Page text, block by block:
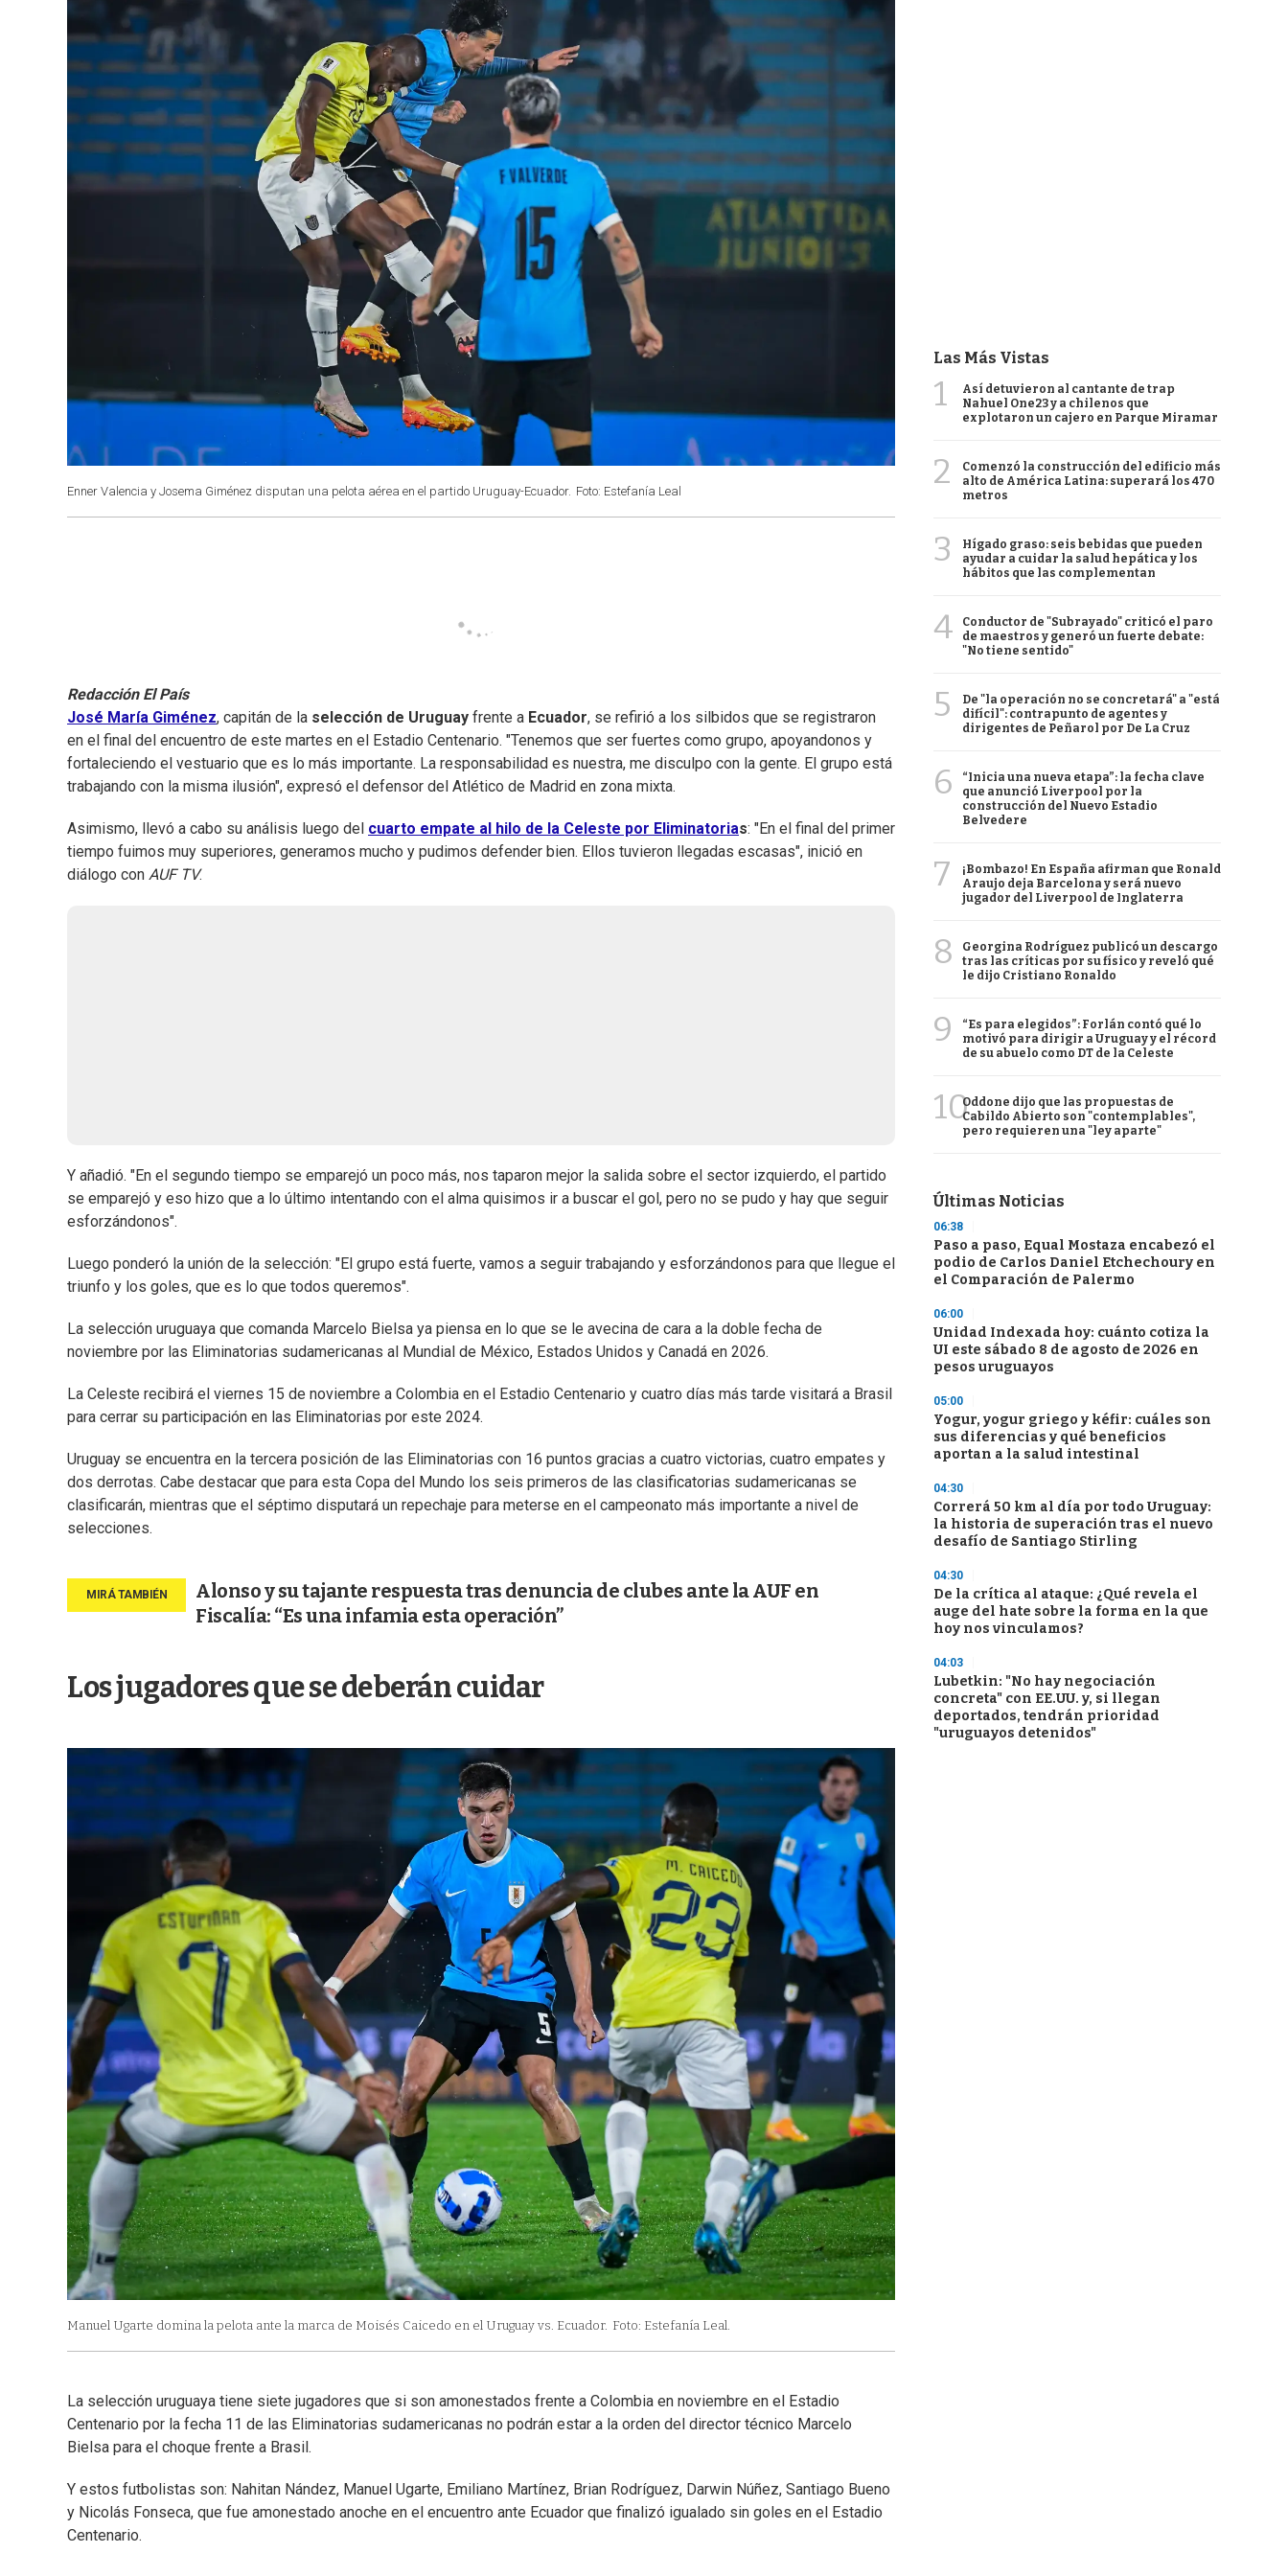
Enner Valencia y Josema Giménez disputan una pelota aérea en el partido Uruguay-Ecuador. Foto: Estefanía Leal
Redacción El País
José María Giménez, capitán de la selección de Uruguay frente a Ecuador, se refirió a los silbidos que se registraron
en el final del encuentro de este martes en el Estadio Centenario. "Tenemos que ser fuertes como grupo, apoyandonos y
fortaleciendo el vestuario que es lo más importante. La responsabilidad es nuestra, me disculpo con la gente. El grupo está
trabajando con la misma ilusión", expresó el defensor del Atlético de Madrid en zona mixta.
Asimismo, llevó a cabo su análisis luego del cuarto empate al hilo de la Celeste por Eliminatorias: "En el final del primer
tiempo fuimos muy superiores, generamos mucho y pudimos defender bien. Ellos tuvieron llegadas escasas", inició en
diálogo con AUF TV.
Y añadió. "En el segundo tiempo se emparejó un poco más, nos taparon mejor la salida sobre el sector izquierdo, el partido
se emparejó y eso hizo que a lo último intentando con el alma quisimos ir a buscar el gol, pero no se pudo y hay que seguir
esforzándonos".
Luego ponderó la unión de la selección: "El grupo está fuerte, vamos a seguir trabajando y esforzándonos para que llegue el
triunfo y los goles, que es lo que todos queremos".
La selección uruguaya que comanda Marcelo Bielsa ya piensa en lo que se le avecina de cara a la doble fecha de
noviembre por las Eliminatorias sudamericanas al Mundial de México, Estados Unidos y Canadá en 2026.
La Celeste recibirá el viernes 15 de noviembre a Colombia en el Estadio Centenario y cuatro días más tarde visitará a Brasil
para cerrar su participación en las Eliminatorias por este 2024.
Uruguay se encuentra en la tercera posición de las Eliminatorias con 16 puntos gracias a cuatro victorias, cuatro empates y
dos derrotas. Cabe destacar que para esta Copa del Mundo los seis primeros de las clasificatorias sudamericanas se
clasificarán, mientras que el séptimo disputará un repechaje para meterse en el campeonato más importante a nivel de
selecciones.
Alonso y su tajante respuesta tras denuncia de clubes ante la AUF en
Fiscalía: “Es una infamia esta operación”
Los jugadores que se deberán cuidar
Manuel Ugarte domina la pelota ante la marca de Moisés Caicedo en el Uruguay vs. Ecuador. Foto: Estefanía Leal.
La selección uruguaya tiene siete jugadores que si son amonestados frente a Colombia en noviembre en el Estadio
Centenario por la fecha 11 de las Eliminatorias sudamericanas no podrán estar a la orden del director técnico Marcelo
Bielsa para el choque frente a Brasil.
Y estos futbolistas son: Nahitan Nández, Manuel Ugarte, Emiliano Martínez, Brian Rodríguez, Darwin Núñez, Santiago Bueno
y Nicolás Fonseca, que fue amonestado anoche en el encuentro ante Ecuador que finalizó igualado sin goles en el Estadio
Centenario.
Las Más Vistas
1
Así detuvieron al cantante de trap
Nahuel One23 y a chilenos que
explotaron un cajero en Parque Miramar
2
Comenzó la construcción del edificio más
alto de América Latina: superará los 470
metros
3
Hígado graso: seis bebidas que pueden
ayudar a cuidar la salud hepática y los
hábitos que las complementan
4
Conductor de "Subrayado" criticó el paro
de maestros y generó un fuerte debate:
"No tiene sentido"
5
De "la operación no se concretará" a "está
difícil": contrapunto de agentes y
dirigentes de Peñarol por De La Cruz
6
“Inicia una nueva etapa”: la fecha clave
que anunció Liverpool por la
construcción del Nuevo Estadio
Belvedere
7
¡Bombazo! En España afirman que Ronald
Araujo deja Barcelona y será nuevo
jugador del Liverpool de Inglaterra
8
Georgina Rodríguez publicó un descargo
tras las críticas por su físico y reveló qué
le dijo Cristiano Ronaldo
9
“Es para elegidos”: Forlán contó qué lo
motivó para dirigir a Uruguay y el récord
de su abuelo como DT de la Celeste
10Oddone dijo que las propuestas de
Cabildo Abierto son "contemplables",
pero requieren una "ley aparte"
Últimas Noticias
06:38
Paso a paso, Equal Mostaza encabezó el
podio de Carlos Daniel Etchechoury en
el Comparación de Palermo
06:00
Unidad Indexada hoy: cuánto cotiza la
UI este sábado 8 de agosto de 2026 en
pesos uruguayos
05:00
Yogur, yogur griego y kéfir: cuáles son
sus diferencias y qué beneficios
aportan a la salud intestinal
04:30
Correrá 50 km al día por todo Uruguay:
la historia de superación tras el nuevo
desafío de Santiago Stirling
04:30
De la crítica al ataque: ¿Qué revela el
auge del hate sobre la forma en la que
hoy nos vinculamos?
04:03
Lubetkin: "No hay negociación
concreta" con EE.UU. y, si llegan
deportados, tendrán prioridad
"uruguayos detenidos"